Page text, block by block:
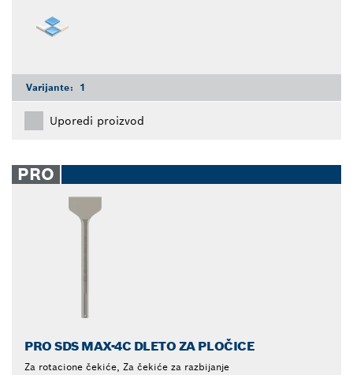
Varijante: 1
Uporedi proizvod
PRO
PRO SDS MAX-4C DLETO ZA PLOČICE
Za rotacione čekiće, Za čekiće za razbijanje